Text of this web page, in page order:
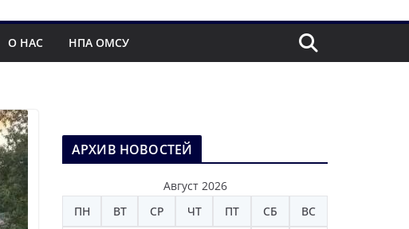
О НАС НПА ОМСУ
АРХИВ НОВОСТЕЙ
Август 2026
ПН
ВТ СР ЧТ ПТ СБ ВС